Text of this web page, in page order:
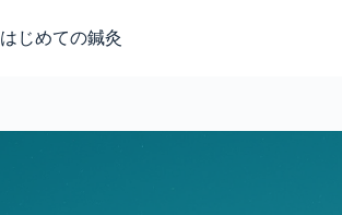
ン
はじめての鍼灸